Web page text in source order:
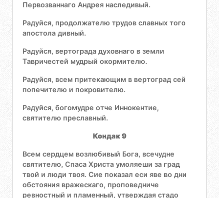
Первозваннаго Андрея наследивый.
Радуйся, продолжателю трудов славных того
апостола дивный.
Радуйся, вертограда духовнаго в земли
Тавричестей мудрый окормителю.
Радуйся, всем притекающим в вертоград сей
попечителю и покровителю.
Радуйся, богомудре отче Иннокентие,
святителю преславный.
Кондак 9
Всем сердцем возлюбивый Бога, всечудне
святителю, Спаса Христа умоляеши за град
твой и люди твоя. Сие показал еси яве во дни
обстояния вражескаго, проповедниче
ревностный и пламенный, утверждая стадо